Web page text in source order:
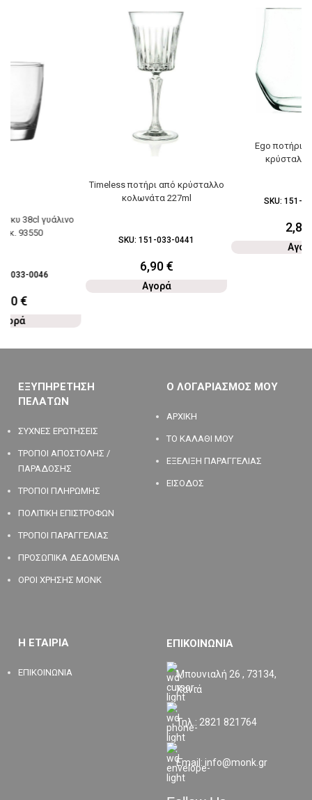
38cl γυάλινο
93550
033-0046
€
Timeless ποτήρι από κρύσταλλο
κολωνάτα 227ml
SKU: 151-033-0441
6,90€
Αγορά
Ego ποτήρι
SKU: 151-
2,80
ΕΞΥΠΗΡΕΤΗΣΗ
ΠΕΛΑΤΩΝ
ΣΥΧΝΕΣ ΕΡΩΤΗΣΕΙΣ
ΤΡΟΠΟΙ ΑΠΟΣΤΟΛΗΣ /
ΠΑΡΑΔΟΣΗΣ
ΤΡΟΠΟΙ ΠΛΗΡΩΜΗΣ
ΠΟΛΙΤΙΚΗ ΕΠΙΣΤΡΟΦΩΝ
ΤΡΟΠΟΙ ΠΑΡΑΓΓΕΛΙΑΣ
ΠΡΟΣΩΠΙΚΑ ΔΕΔΟΜΕΝΑ
ΟΡΟΙ ΧΡΗΣΗΣ MONK
Ο ΛΟΓΑΡΙΑΣΜΟΣ ΜΟΥ
ΑΡΧΙΚΗ
ΤΟ ΚΑΛΑΘΙ ΜΟΥ
ΕΞΕΛΙΞΗ ΠΑΡΑΓΓΕΛΙΑΣ
ΕΙΣΟΔΟΣ
Η ΕΤΑΙΡΙΑ
ΕΠΙΚΟΙΝΩΝΙΑ
ΕΠΙΚΟΙΝΩΝΙΑ
Μπουνιαλή 26 , 73134,
Χανιά
Τηλ.: 2821 821764
Email: info@monk.gr